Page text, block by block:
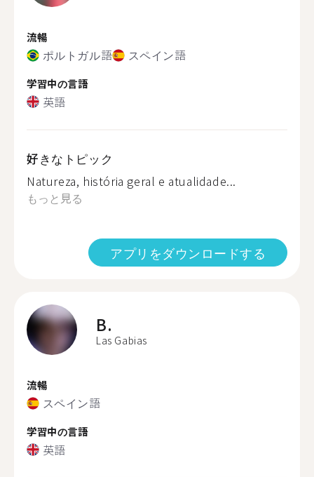
流暢
ポルトガル語 スペイン語
学習中の言語
英語
好きなトピック
Natureza, história geral e atualidade...
もっと見る
アプリをダウンロードする
B.
Las Gabias
流暢
スペイン語
学習中の言語
英語